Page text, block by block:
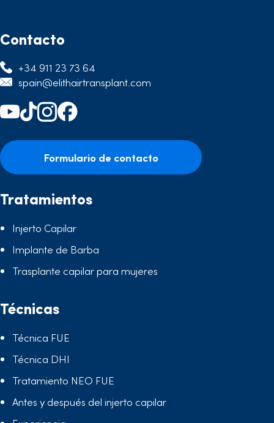
Contacto
+34 911 23 73 64
spain@elithairtransplant.com
Formulario de contacto
Tratamientos
Injerto Capilar
Implante de Barba
Trasplante capilar para mujeres
Técnicas
Técnica FUE
Técnica DHI
Tratamiento NEO FUE
Antes y después del injerto capilar